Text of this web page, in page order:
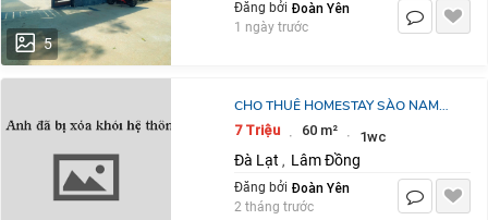
5
Đăng bởi Đoàn Yên
1 ngày trước
CHO THUÊ HOMESTAY SÀO NAM
PHƯỜNG 11 ĐÀ LẠT 7
7 Triệu · 60 m² · 1wc
Đà Lạt , Lâm Đồng
Đăng bởi Đoàn Yên
2 tháng trước